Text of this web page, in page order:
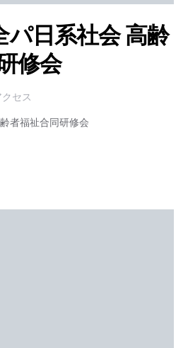
パ日系社会 高齢
修会
セス
者福祉合同研修会